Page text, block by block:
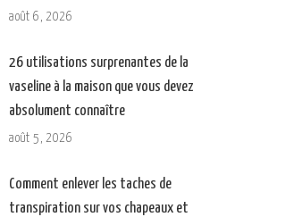
août 6, 2026
26 utilisations surprenantes de la
vaseline à la maison que vous devez
absolument connaître
août 5, 2026
Comment enlever les taches de
transpiration sur vos chapeaux et